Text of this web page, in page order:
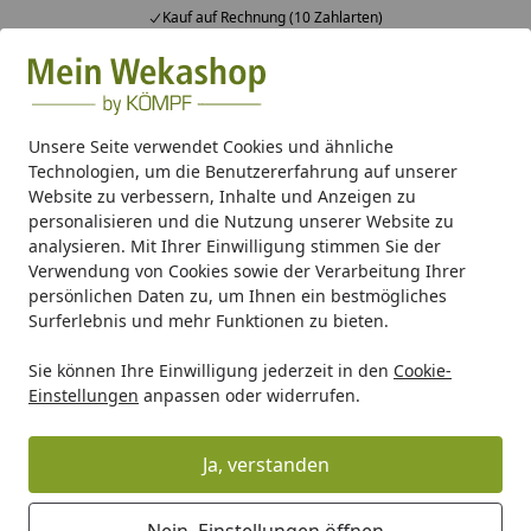
Unsere Seite verwendet Cookies und ähnliche
Technologien, um die Benutzererfahrung auf unserer
Website zu verbessern, Inhalte und Anzeigen zu
personalisieren und die Nutzung unserer Website zu
analysieren. Mit Ihrer Einwilligung stimmen Sie der
Verwendung von Cookies sowie der Verarbeitung Ihrer
persönlichen Daten zu, um Ihnen ein bestmögliches
Surferlebnis und mehr Funktionen zu bieten.
Sie können Ihre Einwilligung jederzeit in den Cookie-
Einstellungen anpassen oder widerrufen.
Ja, verstanden
Kauf auf Rechnung (10 Zahlarten)
Alle Produkte
Mein Konto
Suchen
Startseite
Pavillon Pavillon/Laube Zubehör Weka 28 mm
Weka 28 mm Wandelement
geschlossen für Gartenoase 651
ohne Dachaufsatz